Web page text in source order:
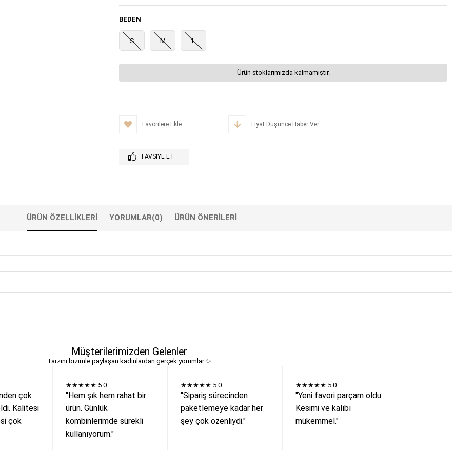
BEDEN
S M L
Ürün stoklarımızda kalmamıştır.
Favorilere Ekle Fiyat Düşünce Haber Ver
TAVSIYE ET
ÜRÜN ÖZELLIKLERI YORUMLAR(0) ÜRÜN ÖNERILERI
Müşterilerimizden Gelenler
Tarzını bizimle paylaşan kadınlardan gerçek yorumlar ✨
çok
Kalitesi
çok
★★★★★ 5.0
"Hem şık hem rahat bir
ürün. Günlük
kombinlerimde sürekli
kullanıyorum."
★★★★★ 5.0
"Sipariş sürecinden
paketlemeye kadar her
şey çok özenliydi."
★★★★★ 5.0
"Yeni favori parçam oldu.
Kesimi ve kalıbı
mükemmel."